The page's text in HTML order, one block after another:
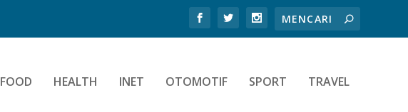
FOOD HEALTH INET OTOMOTIF SPORT TRAVEL